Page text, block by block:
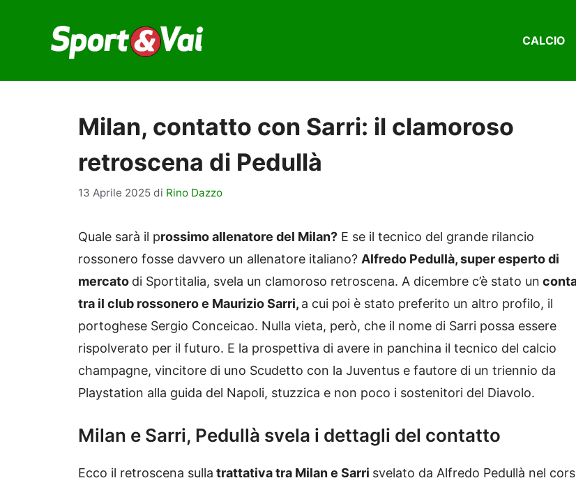
contenuto
CALCIO
Milan, contatto con Sarri: il clamoroso
retroscena di Pedullà
13 Aprile 2025 di Rino Dazzo
Quale sarà il prossimo allenatore del Milan? E se il tecnico del grande rilancio
rossonero fosse davvero un allenatore italiano? Alfredo Pedullà, super esperto di
mercato di Sportitalia, svela un clamoroso retroscena. A dicembre c’è stato un
tra il club rossonero e Maurizio Sarri, a cui poi è stato preferito un altro profilo, il
portoghese Sergio Conceicao. Nulla vieta, però, che il nome di Sarri possa essere
rispolverato per il futuro. E la prospettiva di avere in panchina il tecnico del calcio
champagne, vincitore di uno Scudetto con la Juventus e fautore di un triennio da
Playstation alla guida del Napoli, stuzzica e non poco i sostenitori del Diavolo.
Milan e Sarri, Pedullà svela i dettagli del contatto
Ecco il retroscena sulla trattativa tra Milan e Sarri svelato da Alfredo Pedullà nel